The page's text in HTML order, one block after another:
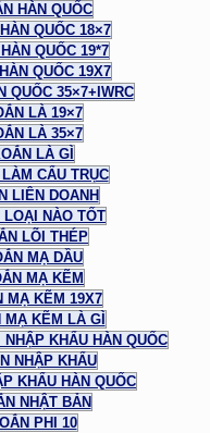
HÀN QUỐC
QUỐC 18×7
QUỐC 19*7
QUỐC 19X7
QUỐC 35×7+IWRC
LÀ 19×7
LÀ 35×7
LÀ GÌ
CẨU TRỤC
LIÊN DOANH
LOẠI NÀO TỐT
LÕI THÉP
MẠ DẦU
MẠ KẼM
MẠ KẼM 19X7
MẠ KẼM LÀ GÌ
KHẨU HÀN QUỐC
NHẬP KHẨU
KHẨU HÀN QUỐC
NHẬT BẢN
PHI 10